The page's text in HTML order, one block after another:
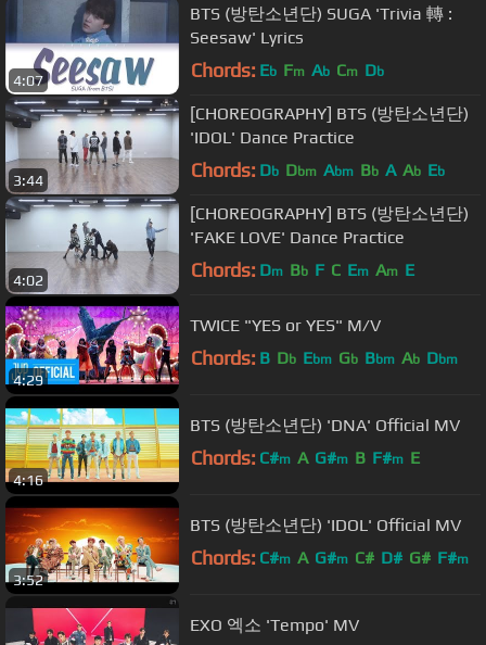
4:07
BTS (방탄소년단) SUGA 'Trivia 轉 :
Seesaw' Lyrics
Chords: Eb Fm Ab Cm Db
3:44
[CHOREOGRAPHY] BTS (방탄소년단)
'IDOL' Dance Practice
Chords: Db Dbm Abm Bb A Ab Eb
4:02
[CHOREOGRAPHY] BTS (방탄소년단)
'FAKE LOVE' Dance Practice
Chords: Dm Bb F C Em Am E
4:29
TWICE "YES or YES" M/V
Chords: B Db Ebm Gb Bbm Ab Dbm
4:16
BTS (방탄소년단) 'DNA' Official MV
Chords: C#m A G#m B F#m E
3:52
BTS (방탄소년단) 'IDOL' Official MV
Chords: C#m A G#m C# D# G# F#m
EXO 엑소 'Tempo' MV